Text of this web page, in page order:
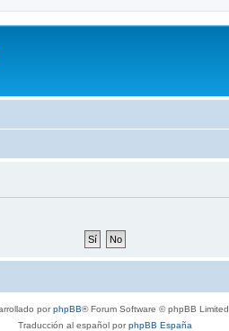
porphpBB® Forum Software © phpBB Limited
Traducción al español porphpBB España